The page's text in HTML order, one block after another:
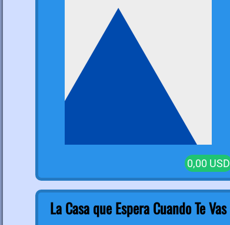
0,00 USD
La Casa que Espera Cuando Te Vas